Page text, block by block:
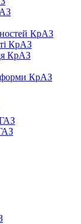
КрАЗ
КрАЗ
КрАЗ
КрАЗ